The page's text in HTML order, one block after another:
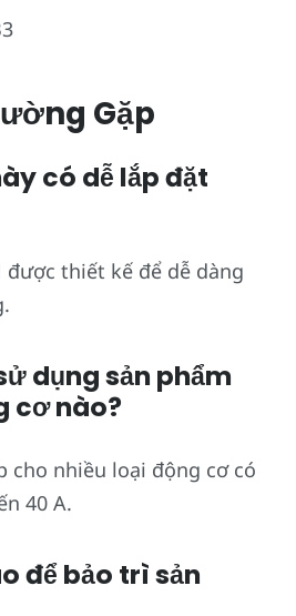
Gặp
có dễ lắp đặt
được thiết kế để dễ dàng
dụng sản phẩm
cơ nào?
cho nhiều loại động cơ có
40 A.
để bảo trì sản